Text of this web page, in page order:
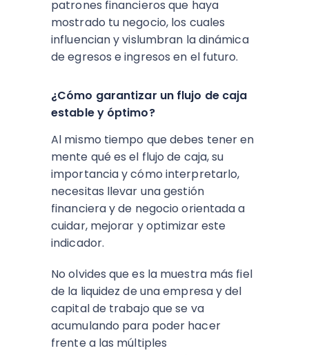
patrones financieros que haya
mostrado tu negocio, los cuales
influencian y vislumbran la dinámica
de egresos e ingresos en el futuro.
¿Cómo garantizar un flujo de caja
estable y óptimo?
Al mismo tiempo que debes tener en
mente qué es el flujo de caja, su
importancia y cómo interpretarlo,
necesitas llevar una gestión
financiera y de negocio orientada a
cuidar, mejorar y optimizar este
indicador.
No olvides que es la muestra más fiel
de la liquidez de una empresa y del
capital de trabajo que se va
acumulando para poder hacer
frente a las múltiples